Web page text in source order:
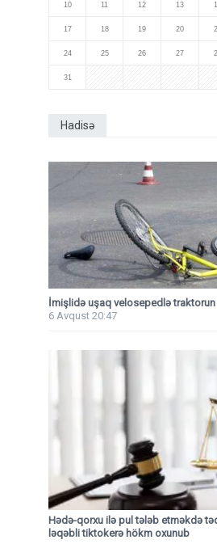
10 11 12 13
17 18 19 20
24 25 26 27
31
Hadisə
İmişlidə uşaq velosepedlə
6 Avqust 20:47
Hədə-qorxu ilə pul tələb etməkdə
ləqəbli tiktokerə hökm oxunub